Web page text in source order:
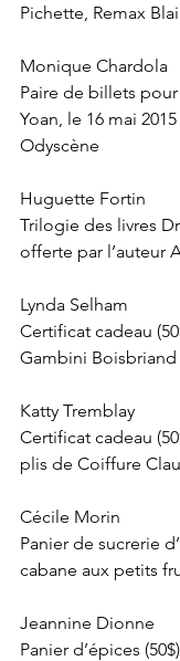
Pichette, Remax
Monique Chardola
Paire de billets
Yoan, le 16 mai
Odyscène
Huguette Fortin
Trilogie des livres
offerte par l’auteur
Lynda Selham
Certificat cadeau
Gambini Boisbriand
Katty Tremblay
Certificat cadeau
plis de Coiffure
Cécile Morin
Panier de sucrerie
cabane aux petits
Jeannine Dionne
Panier d’épices